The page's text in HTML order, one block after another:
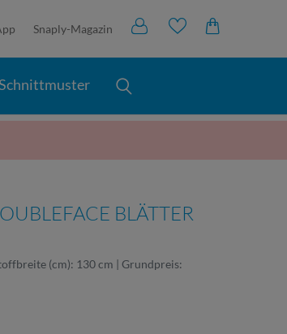
Snaply-Magazin
BLÄTTER
(cm): 130 cm | Grundpreis: